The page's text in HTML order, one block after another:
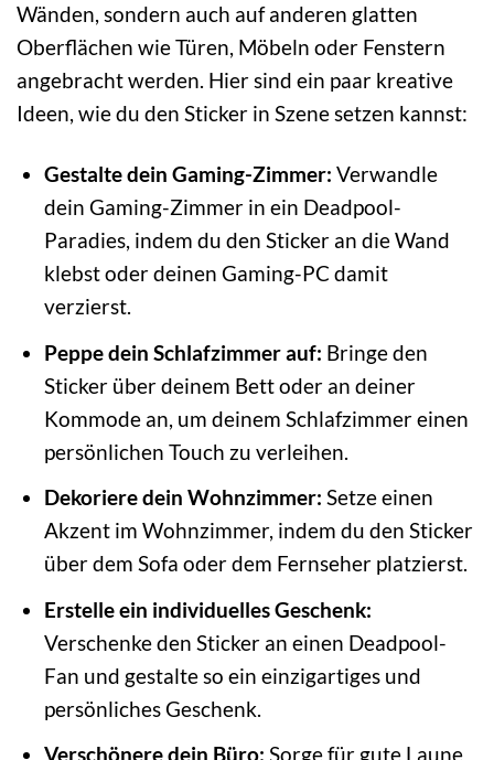
Wänden, sondern auch auf anderen glatten
Oberflächen wie Türen, Möbeln oder Fenstern
angebracht werden. Hier sind ein paar kreative
Ideen, wie du den Sticker in Szene setzen kannst:
Gestalte dein Gaming-Zimmer: Verwandle
dein Gaming-Zimmer in ein Deadpool-
Paradies, indem du den Sticker an die Wand
klebst oder deinen Gaming-PC damit
verzierst.
Peppe dein Schlafzimmer auf: Bringe den
Sticker über deinem Bett oder an deiner
Kommode an, um deinem Schlafzimmer einen
persönlichen Touch zu verleihen.
Dekoriere dein Wohnzimmer: Setze einen
Akzent im Wohnzimmer, indem du den Sticker
über dem Sofa oder dem Fernseher platzierst.
Erstelle ein individuelles Geschenk:
Verschenke den Sticker an einen Deadpool-
Fan und gestalte so ein einzigartiges und
persönliches Geschenk.
Verschönere dein Büro: Sorge für gute Laune